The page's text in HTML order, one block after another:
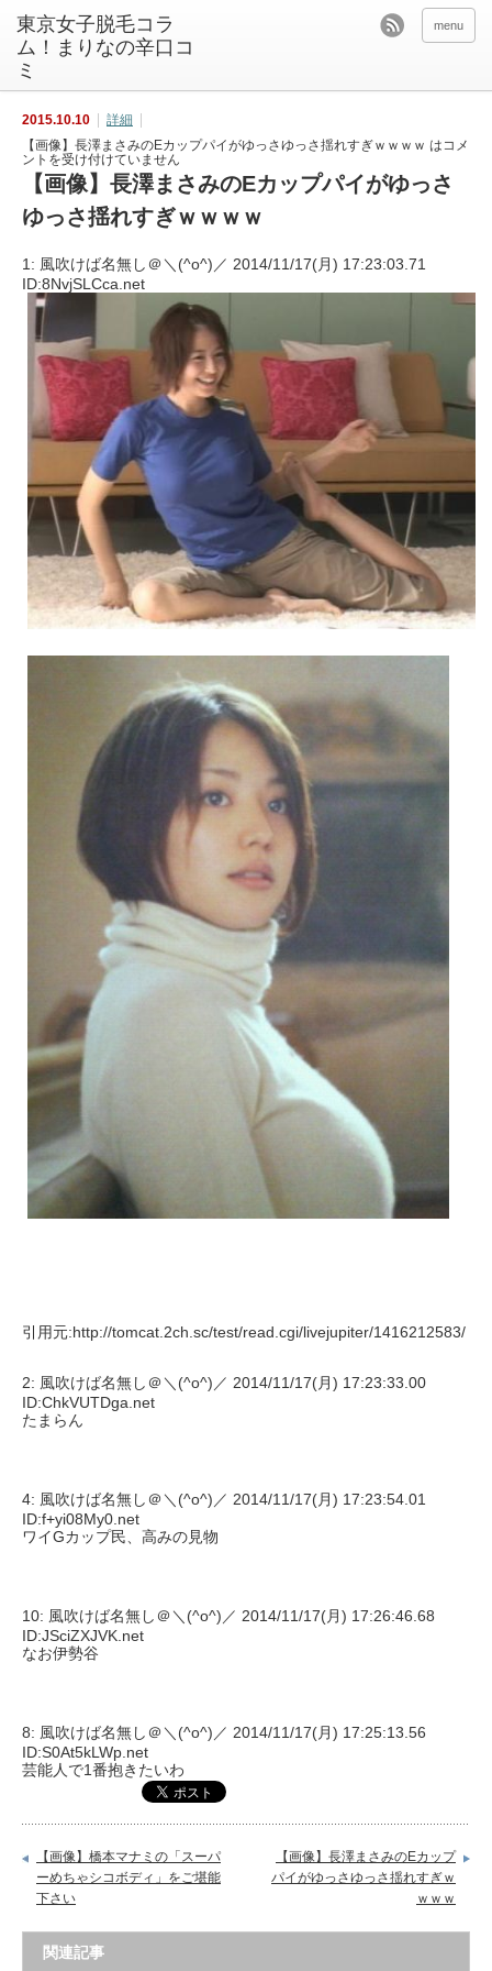
東京女子脱毛コラ
ム！まりなの辛口コ
ミ
menu
2015.10.10
詳細
【画像】長澤まさみのEカップパイがゆっさゆっさ揺れすぎｗｗｗｗ はコメ
ントを受け付けていません
【画像】長澤まさみのEカップパイがゆっさ
ゆっさ揺れすぎｗｗｗｗ
1: 風吹けば名無し＠＼(^o^)／ 2014/11/17(月) 17:23:03.71
ID:8NvjSLCca.net
引用元:http://tomcat.2ch.sc/test/read.cgi/livejupiter/1416212583/
2: 風吹けば名無し＠＼(^o^)／ 2014/11/17(月) 17:23:33.00
ID:ChkVUTDga.net
たまらん
4: 風吹けば名無し＠＼(^o^)／ 2014/11/17(月) 17:23:54.01
ID:f+yi08My0.net
ワイGカップ民、高みの見物
10: 風吹けば名無し＠＼(^o^)／ 2014/11/17(月) 17:26:46.68
ID:JSciZXJVK.net
なお伊勢谷
8: 風吹けば名無し＠＼(^o^)／ 2014/11/17(月) 17:25:13.56
ID:S0At5kLWp.net
芸能人で1番抱きたいわ
【画像】橋本マナミの「スーパ
ーめちゃシコボディ」をご堪能
下さい
【画像】長澤まさみのEカップ
パイがゆっさゆっさ揺れすぎｗ
ｗｗｗ
関連記事